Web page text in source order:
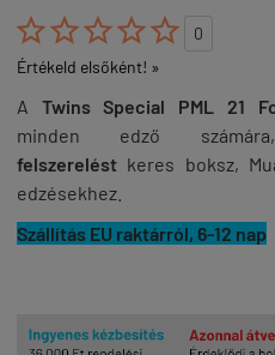

0
Értékeld elsőként! »
A Twins Special PML 21
minden edző
felszerelést keres boksz,
edzésekhez.
Szállítás EU raktárról, 6-12 nap